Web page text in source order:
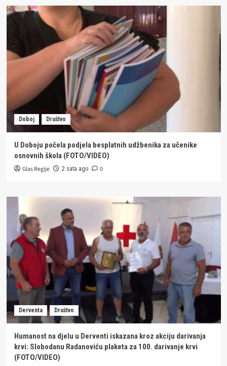
Doboj Društvo
U Doboju počela podjela besplatnih udžbenika za učenike
osnovnih škola (FOTO/VIDEO)
Glas Regije 2 sata ago 0
Derventa Društvo
Humanost na djelu u Derventi iskazana kroz akciju darivanja
krvi: Slobodanu Radanoviću plaketa za 100. darivanje krvi
(FOTO/VIDEO)